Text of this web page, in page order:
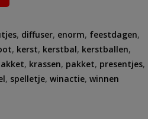
, diffuser, enorm, feestdagen,
, kerst, kerstbal, kerstballen,
, krassen, pakket, presentjes,
, spelletje, winactie, winnen